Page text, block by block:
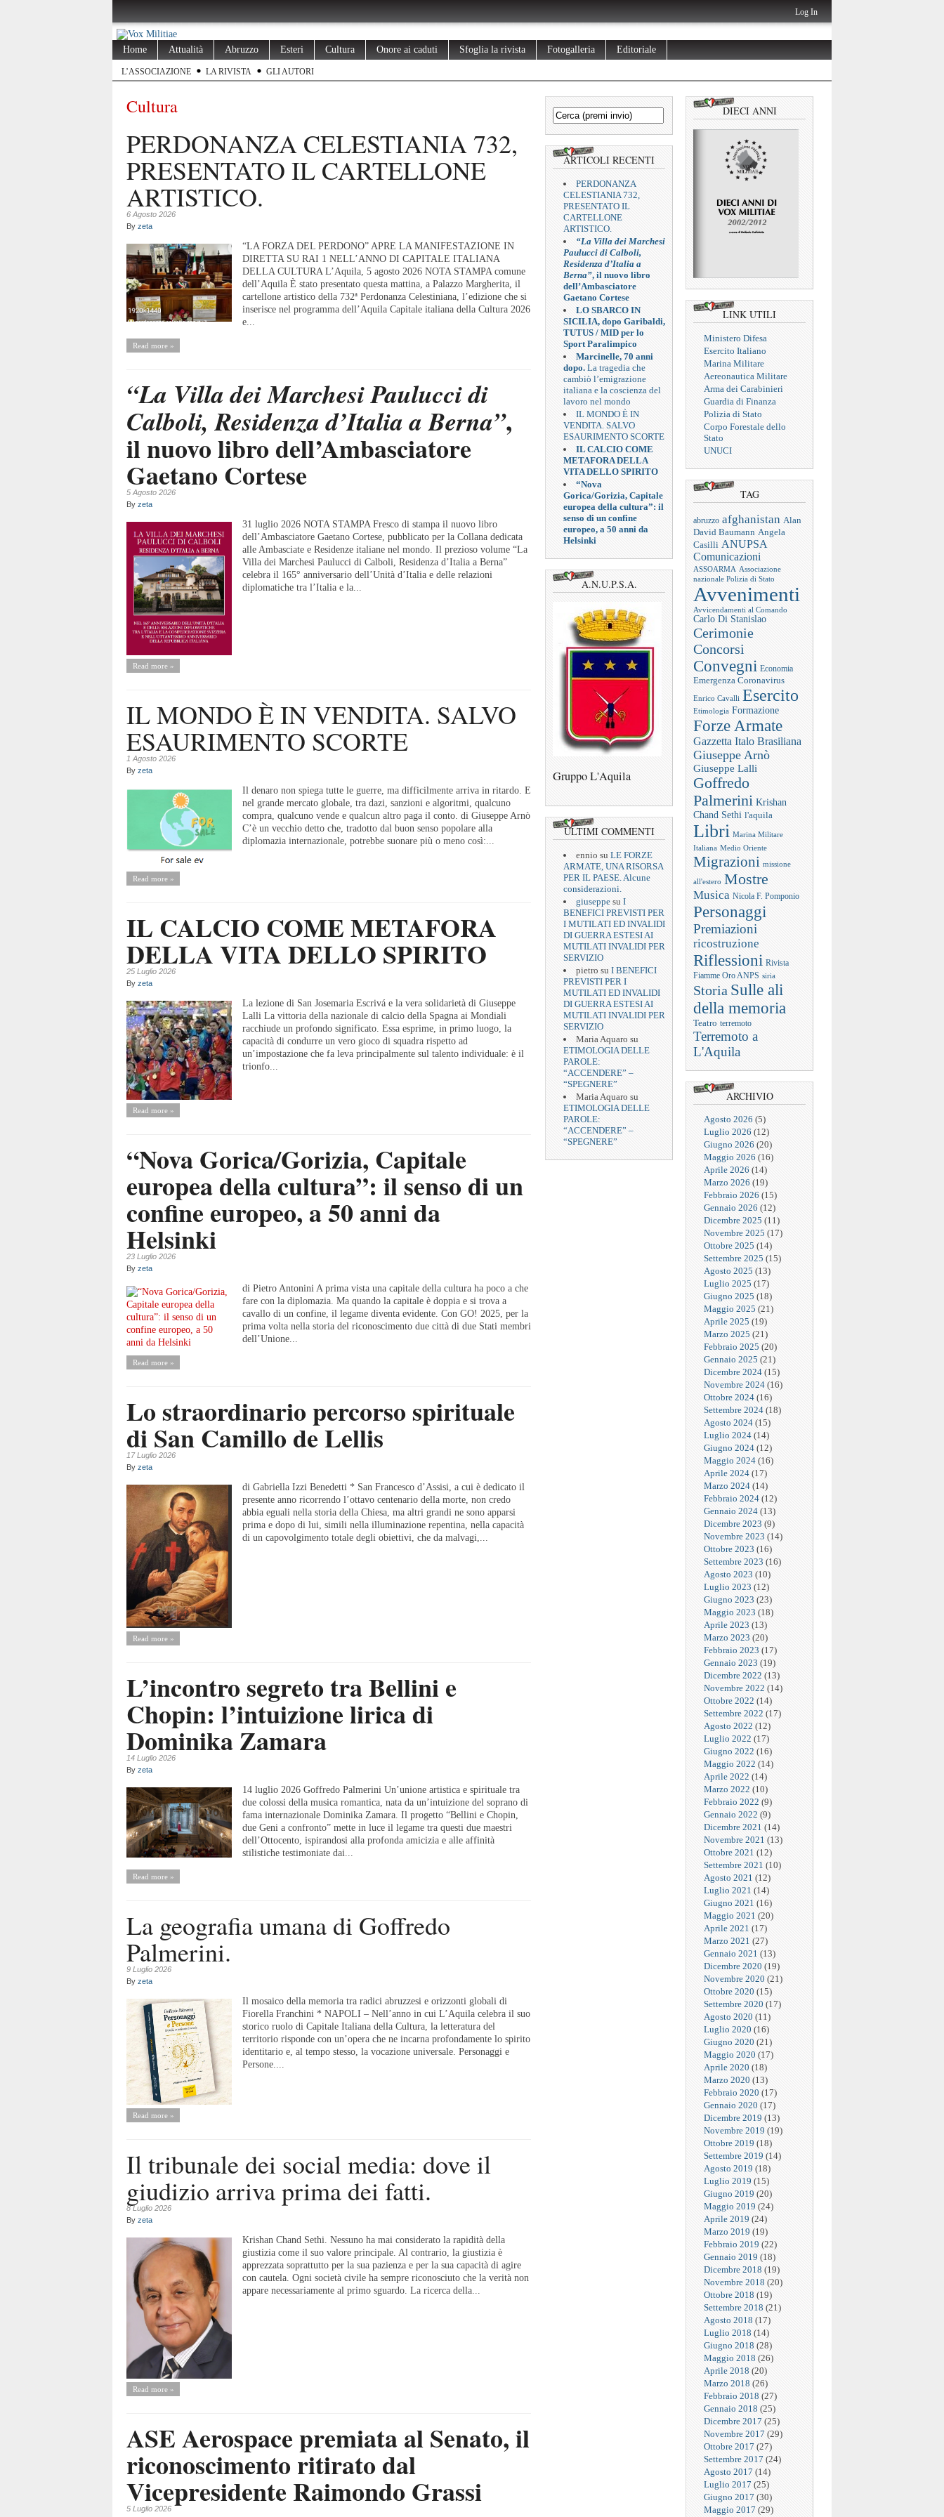
Log In
Home Attualità Abruzzo Esteri Cultura Onore ai caduti Sfoglia la rivista Fotogalleria Editoriale
L’ASSOCIAZIONE LA RIVISTA GLI AUTORI
Cultura
PERDONANZA CELESTIANIA 732,
PRESENTATO IL CARTELLONE
ARTISTICO.
6 Agosto 2026
By zeta
“LA FORZA DEL PERDONO” APRE LA MANIFESTAZIONE IN
DIRETTA SU RAI 1 NELL’ANNO DI CAPITALE ITALIANA
DELLA CULTURA L’Aquila, 5 agosto 2026 NOTA STAMPA comune
dell’Aquila È stato presentato questa mattina, a Palazzo Margherita, il
cartellone artistico della 732ª Perdonanza Celestiniana, l’edizione che si
inserisce nel programma dell’Aquila Capitale italiana della Cultura 2026
e...
Read more »
“La Villa dei Marchesi Paulucci di
Calboli, Residenza d’Italia a Berna”,
il nuovo libro dell’Ambasciatore
Gaetano Cortese
5 Agosto 2026
By zeta
31 luglio 2026 NOTA STAMPA Fresco di stampa il nuovo libro
dell’Ambasciatore Gaetano Cortese, pubblicato per la Collana dedicata
alle Ambasciate e Residenze italiane nel mondo. Il prezioso volume “La
Villa dei Marchesi Paulucci di Calboli, Residenza d’Italia a Berna”
celebra il 165° anniversario dell’Unità d’Italia e delle relazioni
diplomatiche tra l’Italia e la...
Read more »
IL MONDO È IN VENDITA. SALVO
ESAURIMENTO SCORTE
1 Agosto 2026
By zeta
Il denaro non spiega tutte le guerre, ma difficilmente arriva in ritardo. E
nel grande mercato globale, tra dazi, sanzioni e algoritmi, qualcuno
compra, qualcuno vende e qualcun altro paga il conto. di Giuseppe Arnò
C’è un vecchio detto che, tradotto dal buon senso popolare alla
diplomazia internazionale, potrebbe suonare più o meno così:...
Read more »
IL CALCIO COME METAFORA
DELLA VITA DELLO SPIRITO
25 Luglio 2026
By zeta
La lezione di San Josemaria Escrivá e la vera solidarietà di Giuseppe
Lalli La vittoria della nazionale di calcio della Spagna ai Mondiali
racchiude un profondo significato. Essa esprime, in primo luogo, la
capacità di condurre un vero gioco di squadra rispetto ad
un’impostazione che fa leva principalmente sul talento individuale: è il
trionfo...
Read more »
“Nova Gorica/Gorizia, Capitale
europea della cultura”: il senso di un
confine europeo, a 50 anni da
Helsinki
23 Luglio 2026
By zeta
di Pietro Antonini A prima vista una capitale della cultura ha poco a che
fare con la diplomazia. Ma quando la capitale è doppia e si trova a
cavallo di un confine, il legame diventa evidente. Con GO! 2025, per la
prima volta nella storia del riconoscimento due città di due Stati membri
dell’Unione...
Read more »
Lo straordinario percorso spirituale
di San Camillo de Lellis
17 Luglio 2026
By zeta
di Gabriella Izzi Benedetti * San Francesco d’Assisi, a cui è dedicato il
presente anno ricorrendo l’ottavo centenario della morte, non credo
abbia eguali nella storia della Chiesa, ma altri grandi ne sono apparsi
prima e dopo di lui, simili nella illuminazione repentina, nella capacità
di un capovolgimento totale degli obiettivi, che da malvagi,...
Read more »
L’incontro segreto tra Bellini e
Chopin: l’intuizione lirica di
Dominika Zamara
14 Luglio 2026
By zeta
14 luglio 2026 Goffredo Palmerini Un’unione artistica e spirituale tra
due colossi della musica romantica, nata da un’intuizione del soprano di
fama internazionale Dominika Zamara. Il progetto “Bellini e Chopin,
due Geni a confronto” mette in luce il legame tra questi due maestri
dell’Ottocento, ispirandosi alla profonda amicizia e alle affinità
stilistiche testimoniate dai...
Read more »
La geografia umana di Goffredo
Palmerini.
9 Luglio 2026
By zeta
Il mosaico della memoria tra radici abruzzesi e orizzonti globali di
Fiorella Franchini * NAPOLI – Nell’anno in cui L’Aquila celebra il suo
storico ruolo di Capitale Italiana della Cultura, la letteratura del
territorio risponde con un’opera che ne incarna profondamente lo spirito
identitario e, al tempo stesso, la vocazione universale. Personaggi e
Persone....
Read more »
Il tribunale dei social media: dove il
giudizio arriva prima dei fatti.
8 Luglio 2026
By zeta
Krishan Chand Sethi. Nessuno ha mai considerato la rapidità della
giustizia come il suo valore principale. Al contrario, la giustizia è
apprezzata soprattutto per la sua pazienza e per la sua capacità di agire
con cautela. Ogni società civile ha sempre riconosciuto che la verità non
appare necessariamente al primo sguardo. La ricerca della...
Read more »
ASE Aerospace premiata al Senato, il
riconoscimento ritirato dal
Vicepresidente Raimondo Grassi
5 Luglio 2026
ARTICOLI RECENTI
PERDONANZA
CELESTIANIA 732,
PRESENTATO IL
CARTELLONE
ARTISTICO.
“La Villa dei Marchesi
Paulucci di Calboli,
Residenza d’Italia a
Berna”, il nuovo libro
dell’Ambasciatore
Gaetano Cortese
LO SBARCO IN
SICILIA, dopo Garibaldi,
TUTUS / MID per lo
Sport Paralimpico
Marcinelle, 70 anni
dopo. La tragedia che
cambiò l’emigrazione
italiana e la coscienza del
lavoro nel mondo
IL MONDO È IN
VENDITA. SALVO
ESAURIMENTO SCORTE
IL CALCIO COME
METAFORA DELLA
VITA DELLO SPIRITO
“Nova
Gorica/Gorizia, Capitale
europea della cultura”: il
senso di un confine
europeo, a 50 anni da
Helsinki
A.N.U.P.S.A.
Gruppo L'Aquila
ULTIMI COMMENTI
ennio su LE FORZE
ARMATE, UNA RISORSA
PER IL PAESE. Alcune
considerazioni.
giuseppe su I
BENEFICI PREVISTI PER
I MUTILATI ED INVALIDI
DI GUERRA ESTESI AI
MUTILATI INVALIDI PER
SERVIZIO
pietro su I BENEFICI
PREVISTI PER I
MUTILATI ED INVALIDI
DI GUERRA ESTESI AI
MUTILATI INVALIDI PER
SERVIZIO
Maria Aquaro su
ETIMOLOGIA DELLE
PAROLE:
“ACCENDERE” –
“SPEGNERE”
Maria Aquaro su
ETIMOLOGIA DELLE
PAROLE:
“ACCENDERE” –
“SPEGNERE”
DIECI ANNI
LINK UTILI
Ministero Difesa
Esercito Italiano
Marina Militare
Aereonautica Militare
Arma dei Carabinieri
Guardia di Finanza
Polizia di Stato
Corpo Forestale dello
Stato
UNUCI
TAG
abruzzo afghanistan Alan
David Baumann Angela
Casilli ANUPSA
Comunicazioni
ASSOARMA Associazione
nazionale Polizia di Stato
Avvenimenti
Avvicendamenti al Comando
Carlo Di Stanislao
Cerimonie
Concorsi
Convegni Economia
Emergenza Coronavirus
Enrico Cavalli Esercito
Etimologia Formazione
Forze Armate
Gazzetta Italo Brasiliana
Giuseppe Arnò
Giuseppe Lalli
Goffredo
Palmerini Krishan
Chand Sethi l'aquila
Libri Marina Militare
Italiana Medio Oriente
Migrazioni missione
all'estero Mostre
Musica Nicola F. Pomponio
Personaggi
Premiazioni
ricostruzione
Riflessioni Rivista
Fiamme Oro ANPS siria
Storia Sulle ali
della memoria
Teatro terremoto
Terremoto a
L'Aquila
ARCHIVIO
Agosto 2026 (5)
Luglio 2026 (12)
Giugno 2026 (20)
Maggio 2026 (16)
Aprile 2026 (14)
Marzo 2026 (19)
Febbraio 2026 (15)
Gennaio 2026 (12)
Dicembre 2025 (11)
Novembre 2025 (17)
Ottobre 2025 (14)
Settembre 2025 (15)
Agosto 2025 (13)
Luglio 2025 (17)
Giugno 2025 (18)
Maggio 2025 (21)
Aprile 2025 (19)
Marzo 2025 (21)
Febbraio 2025 (20)
Gennaio 2025 (21)
Dicembre 2024 (15)
Novembre 2024 (16)
Ottobre 2024 (16)
Settembre 2024 (18)
Agosto 2024 (15)
Luglio 2024 (14)
Giugno 2024 (12)
Maggio 2024 (16)
Aprile 2024 (17)
Marzo 2024 (14)
Febbraio 2024 (12)
Gennaio 2024 (13)
Dicembre 2023 (9)
Novembre 2023 (14)
Ottobre 2023 (16)
Settembre 2023 (16)
Agosto 2023 (10)
Luglio 2023 (12)
Giugno 2023 (23)
Maggio 2023 (18)
Aprile 2023 (13)
Marzo 2023 (20)
Febbraio 2023 (17)
Gennaio 2023 (19)
Dicembre 2022 (13)
Novembre 2022 (14)
Ottobre 2022 (14)
Settembre 2022 (17)
Agosto 2022 (12)
Luglio 2022 (17)
Giugno 2022 (16)
Maggio 2022 (14)
Aprile 2022 (14)
Marzo 2022 (10)
Febbraio 2022 (9)
Gennaio 2022 (9)
Dicembre 2021 (14)
Novembre 2021 (13)
Ottobre 2021 (12)
Settembre 2021 (10)
Agosto 2021 (12)
Luglio 2021 (14)
Giugno 2021 (16)
Maggio 2021 (20)
Aprile 2021 (17)
Marzo 2021 (27)
Gennaio 2021 (13)
Dicembre 2020 (19)
Novembre 2020 (21)
Ottobre 2020 (15)
Settembre 2020 (17)
Agosto 2020 (11)
Luglio 2020 (16)
Giugno 2020 (21)
Maggio 2020 (17)
Aprile 2020 (18)
Marzo 2020 (13)
Febbraio 2020 (17)
Gennaio 2020 (17)
Dicembre 2019 (13)
Novembre 2019 (19)
Ottobre 2019 (18)
Settembre 2019 (14)
Agosto 2019 (18)
Luglio 2019 (15)
Giugno 2019 (20)
Maggio 2019 (24)
Aprile 2019 (24)
Marzo 2019 (19)
Febbraio 2019 (22)
Gennaio 2019 (18)
Dicembre 2018 (19)
Novembre 2018 (20)
Ottobre 2018 (19)
Settembre 2018 (21)
Agosto 2018 (17)
Luglio 2018 (14)
Giugno 2018 (28)
Maggio 2018 (26)
Aprile 2018 (20)
Marzo 2018 (26)
Febbraio 2018 (27)
Gennaio 2018 (25)
Dicembre 2017 (25)
Novembre 2017 (29)
Ottobre 2017 (27)
Settembre 2017 (24)
Agosto 2017 (14)
Luglio 2017 (25)
Giugno 2017 (30)
Maggio 2017 (29)